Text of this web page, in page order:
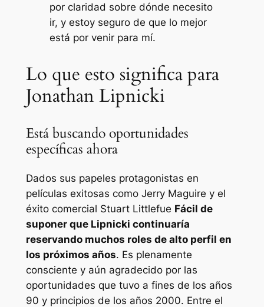
por claridad sobre dónde necesito
ir, y estoy seguro de que lo mejor
está por venir para mí.
Lo que esto significa para
Jonathan Lipnicki
Está buscando oportunidades
específicas ahora
Dados sus papeles protagonistas en
películas exitosas como Jerry Maguire y el
éxito comercial Stuart Littlefue Fácil de
suponer que Lipnicki continuaría
reservando muchos roles de alto perfil en
los próximos años. Es plenamente
consciente y aún agradecido por las
oportunidades que tuvo a fines de los años
90 y principios de los años 2000. Entre el